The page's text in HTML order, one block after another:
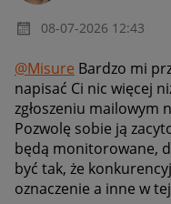
‎08-07-2026 12:43
@Misure Bardzo mi
napisać Ci nic więcej
zgłoszeniu mailowym
Pozwolę sobie ją
będą monitorowane,
być tak, że
oznaczenie a inne w